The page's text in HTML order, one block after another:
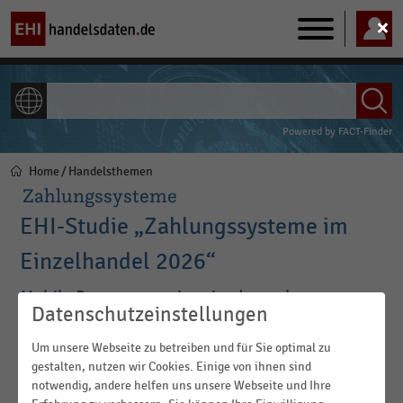
Main
navigation
Powered by FACT-Finder
Pfadnavigation
Home Handelsthemen
Zahlungssysteme
EHI-Studie „Zahlungssysteme im
Einzelhandel 2026“
Mobile Payment gewinnt im deutschen
Einzelhandel deutlich an Gewicht
Das Bezahlen per Smartphone oder Smartwatch setzt sich im
deutschen Einzelhandel zunehmend durch. Rund jede fünfte
unbare Zahlung erfolgt inzwischen mobil. Laut der aktuellen
Datenschutzeinstellungen
Um unsere Webseite zu betreiben und für Sie optimal zu
gestalten, nutzen wir Cookies. Einige von ihnen sind
notwendig, andere helfen uns unsere Webseite und Ihre